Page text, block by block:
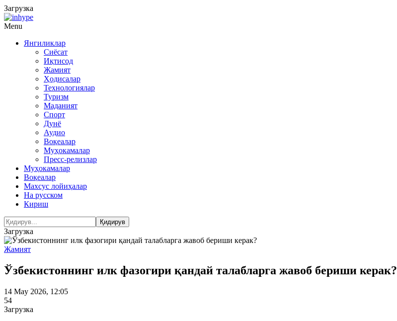
Загрузка
Menu
Янгиликлар
Сиёсат
Иқтисод
Жамият
Ҳодисалар
Технологиялар
Туризм
Маданият
Спорт
Дунё
Аудио
Воқеалар
Муҳокамалар
Пресс-релизлар
Муҳокамалар
Воқеалар
Махсус лойиҳалар
На русском
Кириш
Загрузка
Жамият
Ўзбекистоннинг илк фазогири қандай талабларга жавоб бериши керак?
14 May 2026, 12:05
54
Загрузка